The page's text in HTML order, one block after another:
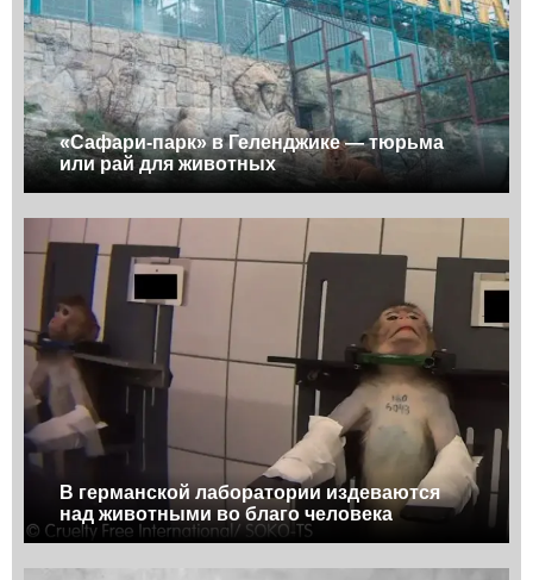
«Сафари-парк» в Геленджике — тюрьма
или рай для животных
В германской лаборатории издеваются
над животными во благо человека